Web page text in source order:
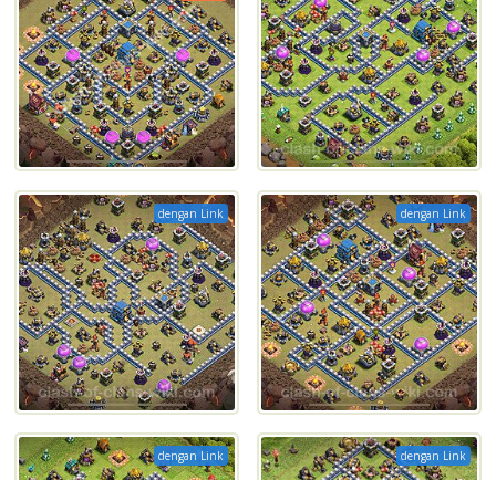
dengan Link dengan Link
dengan Link dengan Link